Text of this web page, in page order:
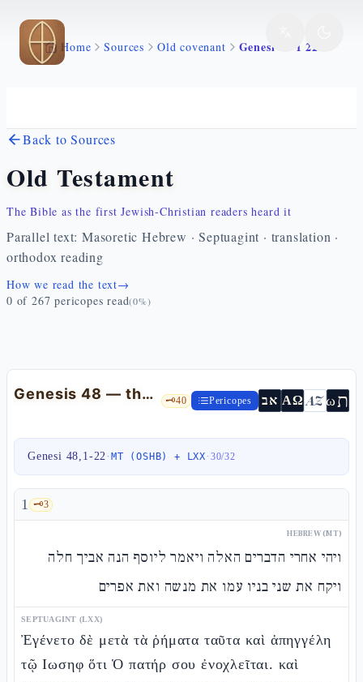
Skip to main content
Home Sources Old covenant Genesi 48 1 22
Back to Sources
Old Testament
The Bible as the first Jewish-Christian readers heard it
Parallel text: Masoretic Hebrew · Septuagint · translation ·
orthodox reading
How we read the text→
0 of 267 pericopes read(0%)
Genesis 48 — the adoption of Efràim and Menasshè and the crossed hands 🗝️40 Pericopes אב ΑΩ AZωת
Genesi 48,1-22·MT (OSHB) + LXX· 30/32
1 🗝️3
HEBREW (MT)
ויהי אחרי הדברים האלה ויאמר ליוסף הנה אביך חלה
ויקח את שני בניו עמו את מנשה ואת אפרים
SEPTUAGINT (LXX)
Ἐγένετο δὲ μετὰ τὰ ῥήματα ταῦτα καὶ ἀπηγγέλη
τῷ Ιωσηφ ὅτι Ὁ πατήρ σου ἐνοχλεῖται. καὶ